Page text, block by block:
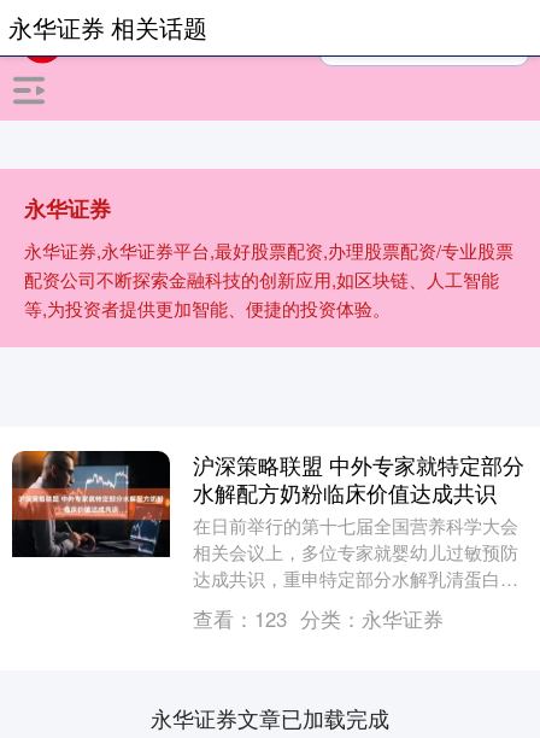
永华证券
永华证券,永华证券平台,最好股票配资,办理股票配资/专业股票
配资公司不断探索金融科技的创新应用,如区块链、人工智能
等,为投资者提供更加智能、便捷的投资体验。
永华证券 相关话题
沪深策略联盟 中外专家就特定部分
水解配方奶粉临床价值达成共识
在日前举行的第十七届全国营养科学大会
相关会议上，多位专家就婴幼儿过敏预防
达成共识，重申特定部分水解乳清蛋白配
方（pHF-W）在降低过敏发生风险方面的
临床价值沪深....
查看： 123 分类： 永华证券
永华证券文章已加载完成